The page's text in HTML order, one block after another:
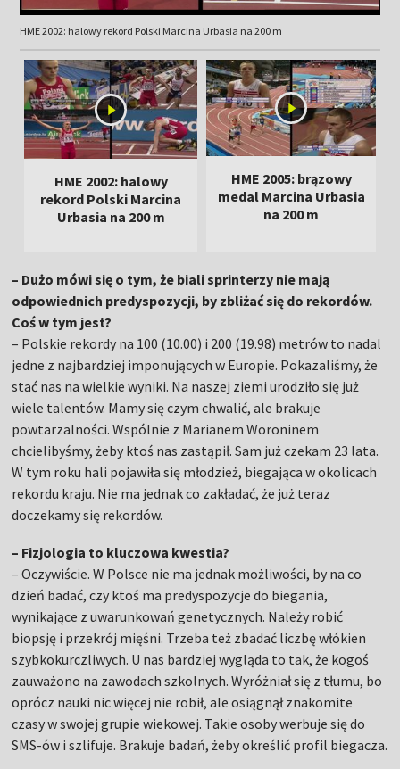
HME 2002: halowy rekord Polski Marcina Urbasia na 200 m
HME 2002: halowy
rekord Polski Marcina
Urbasia na 200 m
HME 2005: brązowy
medal Marcina Urbasia
na 200 m
– Dużo mówi się o tym, że biali sprinterzy nie mają
odpowiednich predyspozycji, by zbliżać się do rekordów.
Coś w tym jest?
– Polskie rekordy na 100 (10.00) i 200 (19.98) metrów to nadal
jedne z najbardziej imponujących w Europie. Pokazaliśmy, że
stać nas na wielkie wyniki. Na naszej ziemi urodziło się już
wiele talentów. Mamy się czym chwalić, ale brakuje
powtarzalności. Wspólnie z Marianem Woroninem
chcielibyśmy, żeby ktoś nas zastąpił. Sam już czekam 23 lata.
W tym roku hali pojawiła się młodzież, biegająca w okolicach
rekordu kraju. Nie ma jednak co zakładać, że już teraz
doczekamy się rekordów.
– Fizjologia to kluczowa kwestia?
– Oczywiście. W Polsce nie ma jednak możliwości, by na co
dzień badać, czy ktoś ma predyspozycje do biegania,
wynikające z uwarunkowań genetycznych. Należy robić
biopsję i przekrój mięśni. Trzeba też zbadać liczbę włókien
szybkokurczliwych. U nas bardziej wygląda to tak, że kogoś
zauważono na zawodach szkolnych. Wyróżniał się z tłumu, bo
oprócz nauki nic więcej nie robił, ale osiągnął znakomite
czasy w swojej grupie wiekowej. Takie osoby werbuje się do
SMS-ów i szlifuje. Brakuje badań, żeby określić profil biegacza.